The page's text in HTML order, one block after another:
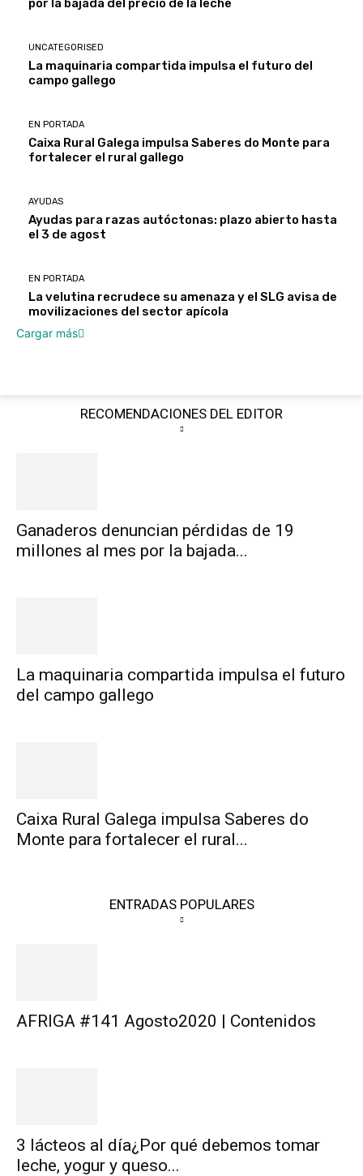
por la bajada del precio de la leche
UNCATEGORISED
La maquinaria compartida impulsa el futuro del
campo gallego
EN PORTADA
Caixa Rural Galega impulsa Saberes do Monte para
fortalecer el rural gallego
AYUDAS
Ayudas para razas autóctonas: plazo abierto hasta
el 3 de agost
EN PORTADA
La velutina recrudece su amenaza y el SLG avisa de
movilizaciones del sector apícola
Cargar más
RECOMENDACIONES DEL EDITOR
Ganaderos denuncian pérdidas de 19
millones al mes por la bajada...
La maquinaria compartida impulsa el futuro
del campo gallego
Caixa Rural Galega impulsa Saberes do
Monte para fortalecer el rural...
ENTRADAS POPULARES
AFRIGA #141 Agosto2020 | Contenidos
3 lácteos al día¿Por qué debemos tomar
leche, yogur y queso...